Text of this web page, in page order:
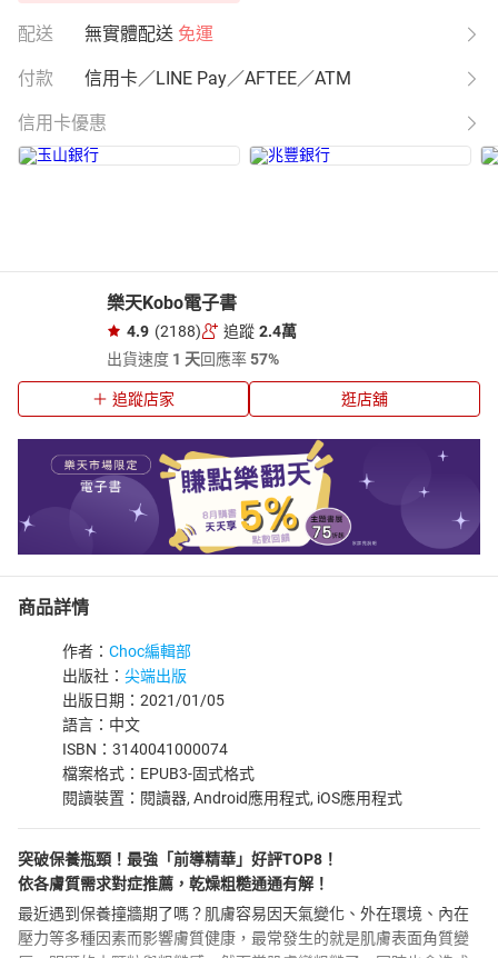
配送 無實體配送 免運
付款 信用卡／LINE Pay／AFTEE／ATM
信用卡優惠
樂天Kobo電子書
4.9 (2188) 追蹤 2.4萬
出貨速度 1 天回應率57%
追蹤店家 逛店舖
商品詳情
作者： Choc編輯部
出版社： 尖端出版
出版日期：2021/01/05
語言：中文
ISBN：3140041000074
檔案格式：EPUB3-固式格式
閱讀裝置：閱讀器, Android應用程式, iOS應用程式
突破保養瓶頸！最強「前導精華」好評TOP8！
依各膚質需求對症推薦，乾燥粗糙通通有解！
最近遇到保養撞牆期了嗎？肌膚容易因天氣變化、外在環境、內在
壓力等多種因素而影響膚質健康，最常發生的就是肌膚表面角質變